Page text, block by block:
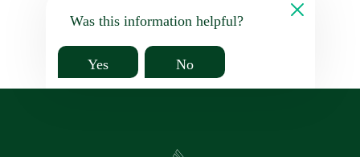
Was this information helpful?
Yes No